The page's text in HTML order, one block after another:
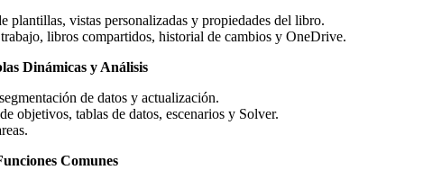
plantillas, vistas personalizadas y propiedades del libro.
libros compartidos, historial de cambios y OneDrive.
Dinámicas y Análisis
de datos y actualización.
objetivos, tablas de datos, escenarios y Solver.
Comunes